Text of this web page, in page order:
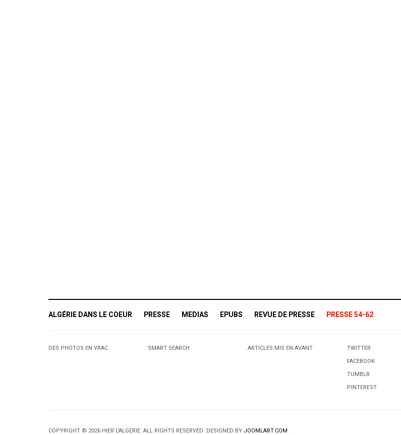
ALGÉRIE DANS LE COEUR PRESSE MEDIAS EPUBS REVUE DE PRESSE PRESSE 54-62
DES PHOTOS EN VRAC SMART SEARCH ARTICLES MIS EN AVANT
TWITTER
FACEBOOK
TUMBLR
PINTEREST
COPYRIGHT © 2026 HIER L'ALGERIE. ALL RIGHTS RESERVED. DESIGNED BY JOOMLART.COM.